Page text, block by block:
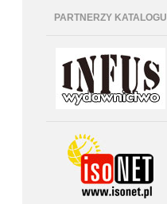
PARTNERZY KATALOGU